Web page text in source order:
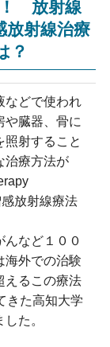
！ 放射線
放射線治療
？
どで使われ
や臓器、骨に
照射すること
治療方法が
放射線療法
んなど１００
海外での治験
えるこの療法
きた高知大学
た。